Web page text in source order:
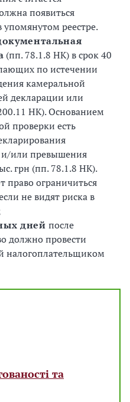
появиться
упомянутом реестре.
(пп. 78.1.8 НК) в срок 40
по истечении
камеральной
декларации или
НК). Основанием
проверки есть
или превышения
грн (пп. 78.1.8 НК).
ограничиться
не видят риска в
дней после
должно провести
налогоплательщиком
та